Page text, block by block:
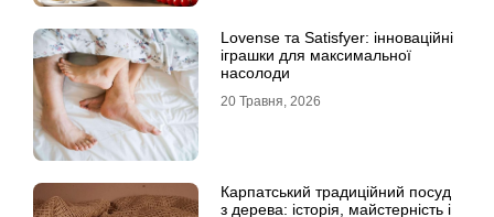
Lovense та Satisfyer: інноваційні
іграшки для максимальної
насолоди
20 Травня, 2026
Карпатський традиційний посуд
з дерева: історія, майстерність і